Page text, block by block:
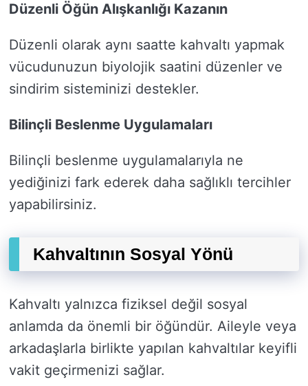
Düzenli Öğün Alışkanlığı Kazanın
Düzenli olarak aynı saatte kahvaltı yapmak
vücudunuzun biyolojik saatini düzenler ve
sindirim sisteminizi destekler.
Bilinçli Beslenme Uygulamaları
Bilinçli beslenme uygulamalarıyla ne
yediğinizi fark ederek daha sağlıklı tercihler
yapabilirsiniz.
Kahvaltının Sosyal Yönü
Kahvaltı yalnızca fiziksel değil sosyal
anlamda da önemli bir öğündür. Aileyle veya
arkadaşlarla birlikte yapılan kahvaltılar keyifli
vakit geçirmenizi sağlar.